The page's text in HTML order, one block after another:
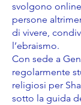
svolgono
persone
di vivere,
l’ebraismo.
Con sede a
regolarmente
religiosi per
sotto la guida